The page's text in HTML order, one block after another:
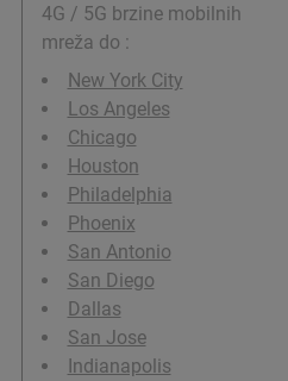
4G / 5G brzine mobilnih
mreža do :
New York City
Los Angeles
Chicago
Houston
Philadelphia
Phoenix
San Antonio
San Diego
Dallas
San Jose
Indianapolis